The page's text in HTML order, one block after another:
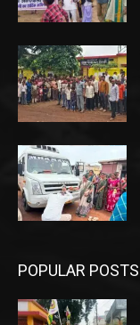
POPULAR POSTS